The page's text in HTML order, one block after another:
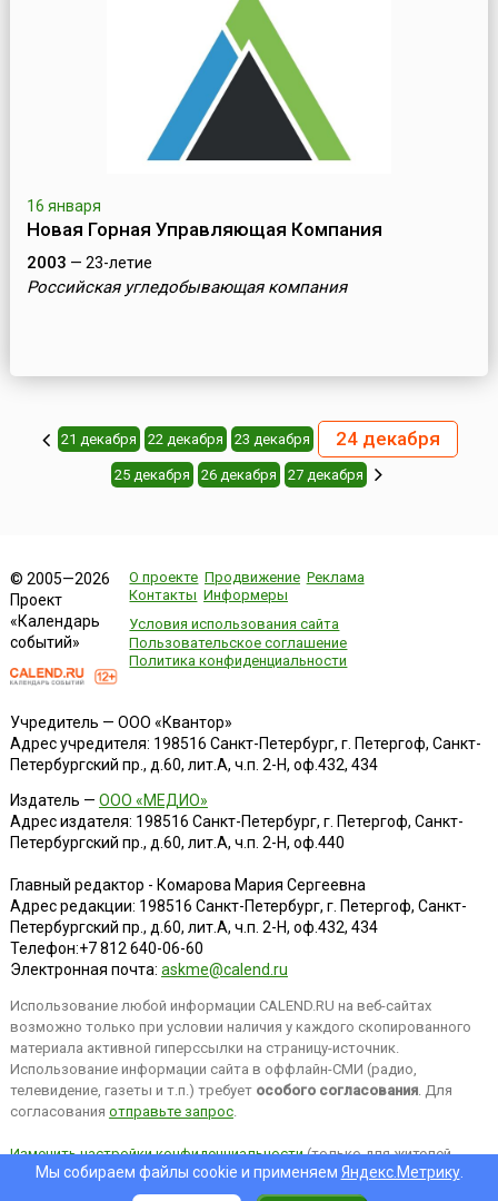
16 января
Новая Горная Управляющая Компания
2003 — 23-летие
Российская угледобывающая компания
21 декабря 22 декабря 23 декабря 24 декабря
25 декабря 26 декабря 27 декабря
© 2005—2026
Проект
«Календарь
событий»
О проекте Продвижение Реклама
Контакты Информеры
Условия использования сайта
Пользовательское соглашение
Политика конфиденциальности
Учредитель — ООО «Квантор»
Адрес учредителя: 198516 Санкт-Петербург, г. Петергоф, Санкт-
Петербургский пр., д.60, лит.А, ч.п. 2-Н, оф.432, 434
Издатель — ООО «МЕДИО»
Адрес издателя: 198516 Санкт-Петербург, г. Петергоф, Санкт-
Петербургский пр., д.60, лит.А, ч.п. 2-Н, оф.440
Главный редактор - Комарова Мария Сергеевна
Адрес редакции: 198516 Санкт-Петербург, г. Петергоф, Санкт-
Петербургский пр., д.60, лит.А, ч.п. 2-Н, оф.432, 434
Телефон:+7 812 640-06-60
Электронная почта: askme@calend.ru
Использование любой информации CALEND.RU на веб-сайтах
возможно только при условии наличия у каждого скопированного
материала активной гиперссылки на страницу-источник.
Использование информации сайта в оффлайн-СМИ (радио,
телевидение, газеты и т.п.) требует особого согласования. Для
согласования отправьте запрос.
Изменить настройки конфиденциальности(только для жителей
EEA).Мы собираем файлы cookie и применяем Яндекс.Метрику.